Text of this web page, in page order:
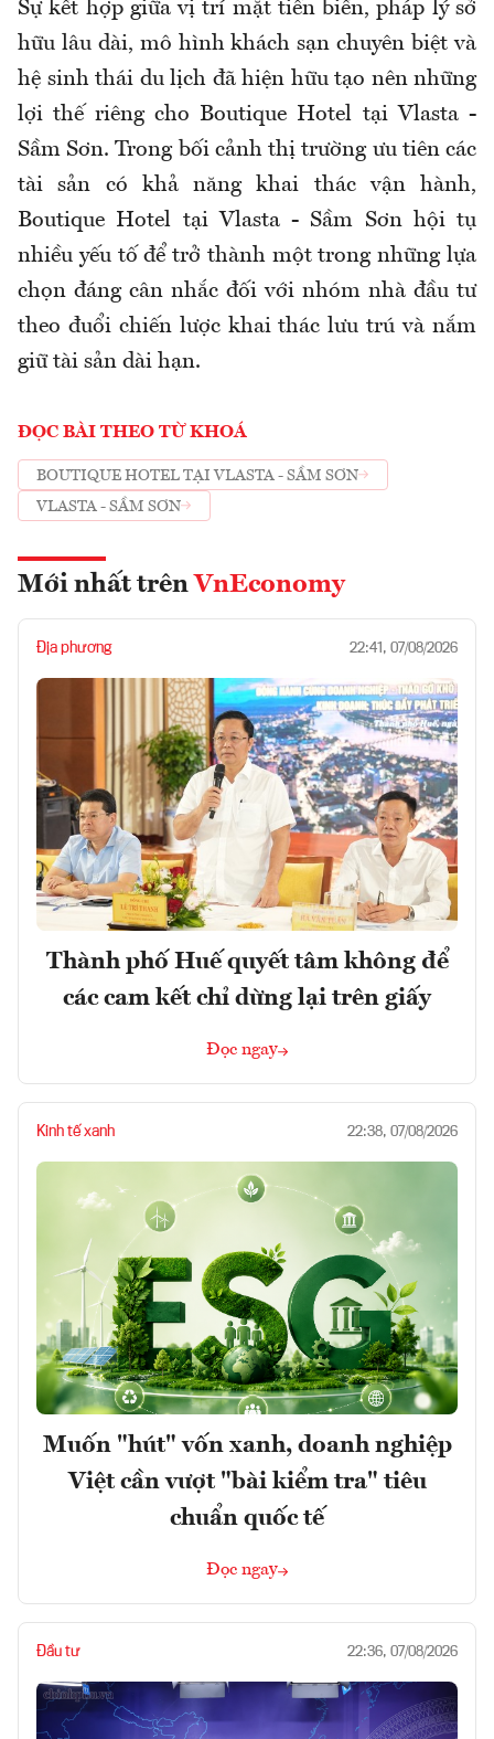
Sự kết hợp giữa vị trí mặt tiền biển, pháp lý sở
hữu lâu dài, mô hình khách sạn chuyên biệt và
hệ sinh thái du lịch đã hiện hữu tạo nên những
lợi thế riêng cho Boutique Hotel tại Vlasta -
Sầm Sơn. Trong bối cảnh thị trường ưu tiên các
tài sản có khả năng khai thác vận hành,
Boutique Hotel tại Vlasta - Sầm Sơn hội tụ
nhiều yếu tố để trở thành một trong những lựa
chọn đáng cân nhắc đối với nhóm nhà đầu tư
theo đuổi chiến lược khai thác lưu trú và nắm
giữ tài sản dài hạn.
ĐỌC BÀI THEO TỪ KHOÁ
BOUTIQUE HOTEL TẠI VLASTA - SẦM SƠN
VLASTA - SẦM SƠN
Mới nhất trên VnEconomy
Địa phương 22:41, 07/08/2026
Thành phố Huế quyết tâm không để
các cam kết chỉ dừng lại trên giấy
Đọc ngay
Kinh tế xanh 22:38, 07/08/2026
Muốn "hút" vốn xanh, doanh nghiệp
Việt cần vượt "bài kiểm tra" tiêu
chuẩn quốc tế
Đọc ngay
Đầu tư 22:36, 07/08/2026